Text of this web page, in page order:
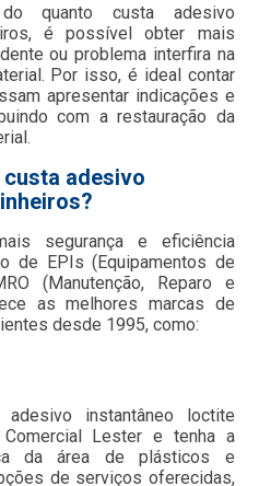
quanto custa adesivo
é possível obter mais
ou problema interfira na
Por isso, é ideal contar
apresentar indicações e
com a restauração da
adesivo
segurança e eficiência
de EPIs (Equipamentos de
(Manutenção, Reparo e
as melhores marcas de
desde 1995, como:
instantâneo loctite
Lester e tenha a
da área de plásticos e
de serviços oferecidas,